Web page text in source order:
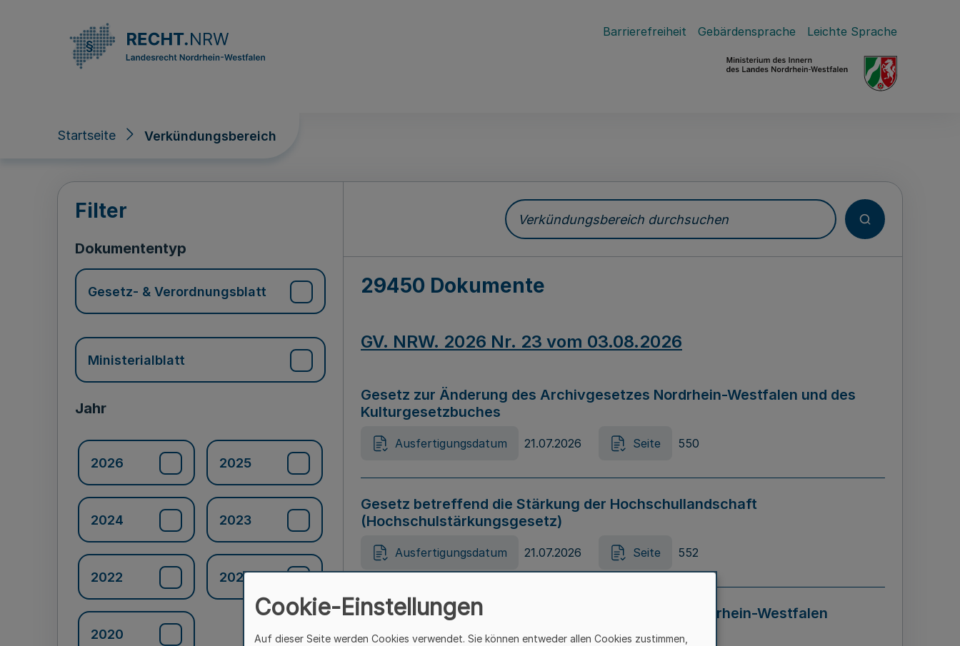
Barrierefreiheit Gebärdensprache Leichte Sprache
Startseite Verkündungsbereich
Verkündungsbereich
Filter
Dokumententyp
Gesetz- & Verordnungsblatt
Ministerialblatt
Jahr
2026 2025
2024 2023
2022 2021
2020
Verkündungsbereich durchsuchen
29450 Dokumente
GV. NRW. 2026 Nr. 23 vom 03.08.2026
Gesetz zur Änderung des Archivgesetzes Nordrhein-Westfalen und des
Kulturgesetzbuches
Ausfertigungsdatum 21.07.2026 Seite 550
Gesetz betreffend die Stärkung der Hochschullandschaft
(Hochschulstärkungsgesetz)
Ausfertigungsdatum 21.07.2026 Seite 552
Gesetz zur Vermeidung von Diskriminierung in Nordrhein-Westfalen
(Landesantidiskriminierungsgesetz – LADG NRW)
Cookie-Einstellungen
Auf dieser Seite werden Cookies verwendet. Sie können entweder allen Cookies zustimmen,